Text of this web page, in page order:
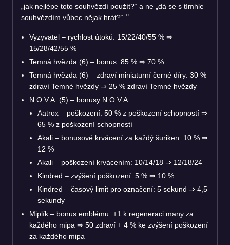
„jak nejlépe toto souhvězdí použít?“ a ne „dá se s tímhle
souhvězdím vůbec nějak hrát?“
Vyzyvatel – rychlost útoků: 15/22/40/55 % ⇒
15/28/42/55 %
Temná hvězda (6) – bonus: 85 % ⇒ 70 %
Temná hvězda (6) – zdraví miniaturní černé díry: 30 %
zdraví Temné hvězdy ⇒ 25 % zdraví Temné hvězdy
N.O.V.A. (5) – bonusy N.O.V.A.:
Aatrox – poškození: 50 % z poškození schopností ⇒
65 % z poškození schopností
Akali – bonusové krvácení za každý šuriken: 10 % ⇒
12 %
Akali – poškození krvácením: 10/14/18 ⇒ 12/18/24
Kindred – zvýšení poškození: 5 % ⇒ 10 %
Kindred – časový limit pro označení: 5 sekund ⇒ 4,5
sekundy
Miplík – bonus emblému: +1 k regeneraci many za
každého mipa ⇒ 50 zdraví + 4 % ke zvýšení poškození
za každého mipa